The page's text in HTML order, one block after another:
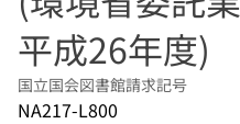
平成26年度)
国立国会図書館請求記号
NA217-L800